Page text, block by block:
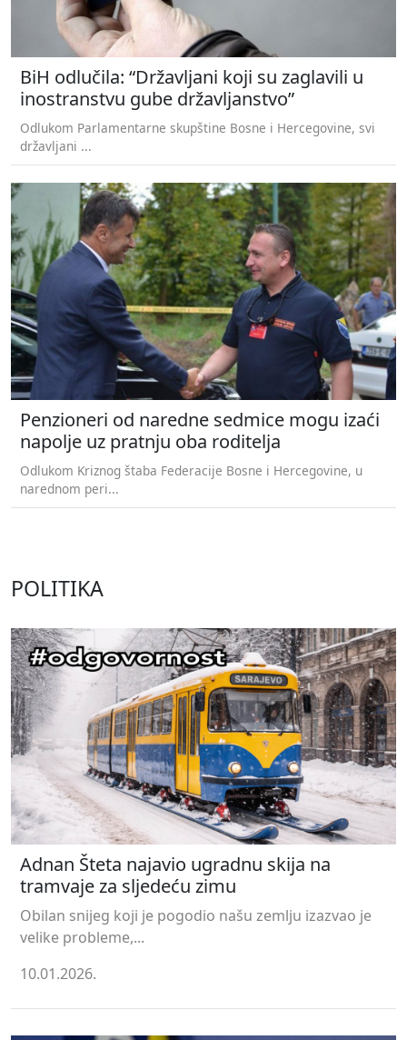
BiH odlučila: “Državljani koji su zaglavili u
inostranstvu gube državljanstvo”
Odlukom Parlamentarne skupštine Bosne i Hercegovine, svi
državljani ...
Penzioneri od naredne sedmice mogu izaći
napolje uz pratnju oba roditelja
Odlukom Kriznog štaba Federacije Bosne i Hercegovine, u
narednom peri...
POLITIKA
Adnan Šteta najavio ugradnu skija na
tramvaje za sljedeću zimu
Obilan snijeg koji je pogodio našu zemlju izazvao je
velike probleme,...
10.01.2026.